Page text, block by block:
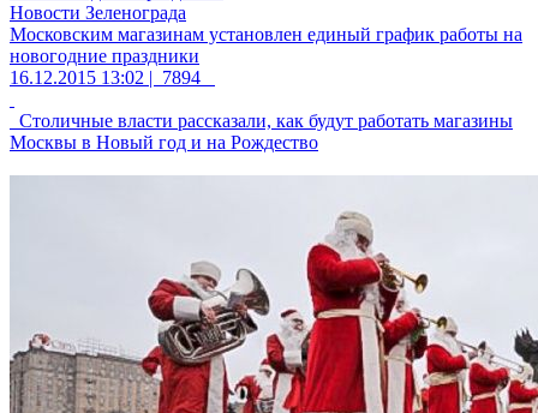
Новости Зеленограда
Московским магазинам установлен единый график работы на
новогодние праздники
16.12.2015 13:02 | 7894
Столичные власти рассказали, как будут работать магазины
Москвы в Новый год и на Рождество